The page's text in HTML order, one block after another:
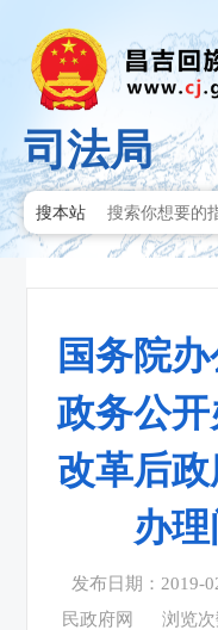
司法局
搜本站
国务院
政务公
改革后
办
发布日期：2019-
民政府网
浏览次